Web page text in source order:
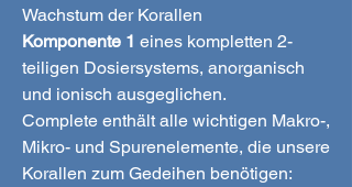
Wachstum der Korallen
Komponente 1 eines kompletten 2-
teiligen Dosiersystems, anorganisch
und ionisch ausgeglichen.
Complete enthält alle wichtigen Makro-,
Mikro- und Spurenelemente, die unsere
Korallen zum Gedeihen benötigen: